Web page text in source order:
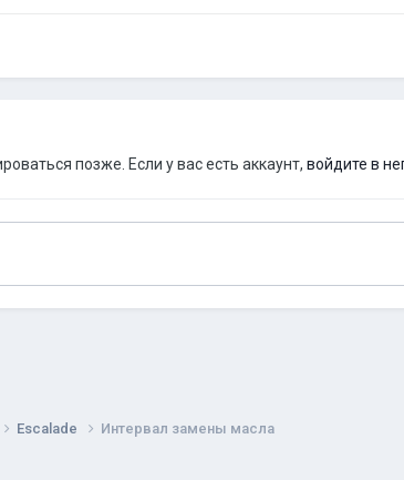
позже. Если у вас есть аккаунт, войдите в
Escalade Интервал замены масла